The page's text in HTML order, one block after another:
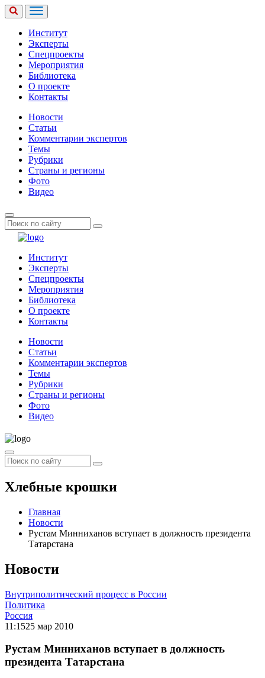
Институт
Эксперты
Спецпроекты
Мероприятия
Библиотека
О проекте
Контакты
Новости
Статьи
Комментарии экспертов
Темы
Рубрики
Страны и регионы
Фото
Видео
Институт
Эксперты
Спецпроекты
Мероприятия
Библиотека
О проекте
Контакты
Новости
Статьи
Комментарии экспертов
Темы
Рубрики
Страны и регионы
Фото
Видео
Хлебные крошки
Главная
Новости
Рустам Минниханов вступает в должность президента
Татарстана
Новости
Внутриполитический процесс в России
Политика
Россия
11:1525 мар 2010
Рустам Минниханов вступает в должность
президента Татарстана